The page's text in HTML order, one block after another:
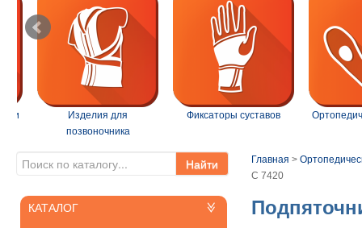
Изделия для
позвоночника
Фиксаторы суставов
Найти
КАТАЛОГ
Главная >
С 7420